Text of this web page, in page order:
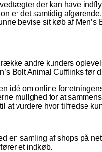
der kan have
er det samtidig afgørende,
bevise sit køb af Men’s
andre kunders
Bolt Animal Cufflinks før
idé om online
mulighed for at
at vurdere hvor tilfredse
en samling af shops på
et indkøb.